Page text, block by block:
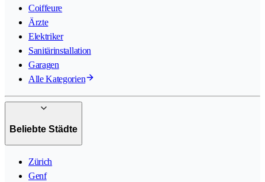
Coiffeure
Ärzte
Elektriker
Sanitärinstallation
Garagen
Alle Kategorien
Beliebte Städte
Zürich
Genf